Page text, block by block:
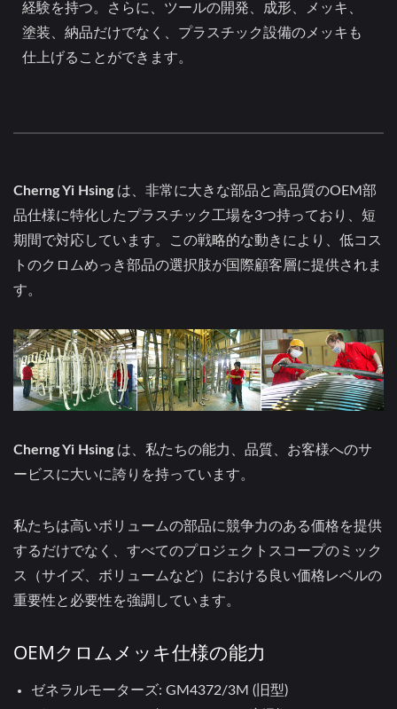
経験を持つ。さらに、ツールの開発、成形、メッキ、
塗装、納品だけでなく、プラスチック設備のメッキも
仕上げることができます。
Cherng Yi Hsing は、非常に大きな部品と高品質のOEM部
品仕様に特化したプラスチック工場を3つ持っており、短
期間で対応しています。この戦略的な動きにより、低コス
トのクロムめっき部品の選択肢が国際顧客層に提供されま
す。
Cherng Yi Hsing は、私たちの能力、品質、お客様へのサ
ービスに大いに誇りを持っています。
私たちは高いボリュームの部品に競争力のある価格を提供
するだけでなく、すべてのプロジェクトスコープのミック
ス（サイズ、ボリュームなど）における良い価格レベルの
重要性と必要性を強調しています。
OEMクロムメッキ仕様の能力
ゼネラルモーターズ: GM4372/3M (旧型)